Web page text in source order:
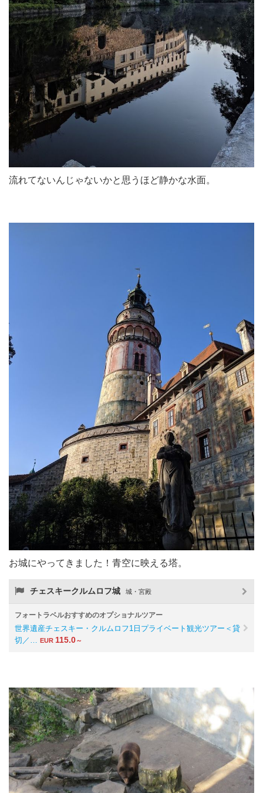
流れてないんじゃないかと思うほど静かな水面。
お城にやってきました！青空に映える塔。
チェスキークルムロフ城 城・宮殿
フォートラベルおすすめのオプショナルツアー
世界遺産チェスキー・クルムロフ1日プライベート観光ツアー＜貸
切／… EUR 115.0～